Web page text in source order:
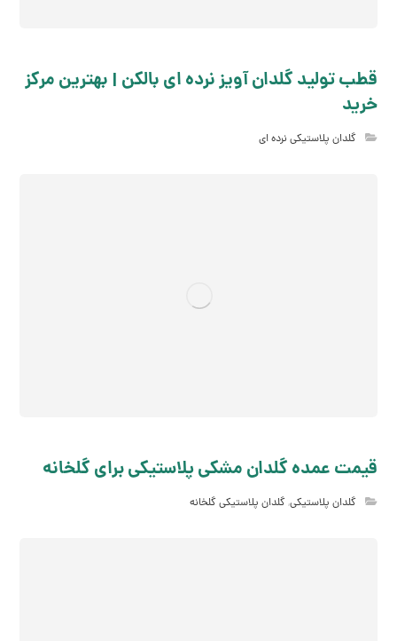
قطب تولید گلدان آویز نرده ای بالکن | بهترین مرکز
خرید
گلدان پلاستیکی نرده ای
قیمت عمده گلدان مشکی پلاستیکی برای گلخانه
گلدان پلاستیکی,گلدان پلاستیکی گلخانه